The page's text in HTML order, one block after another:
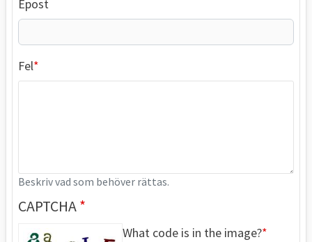
Epost
Fel
Beskriv vad som behöver rättas.
CAPTCHA
What code is in the image?